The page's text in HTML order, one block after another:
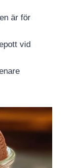
är för
vid